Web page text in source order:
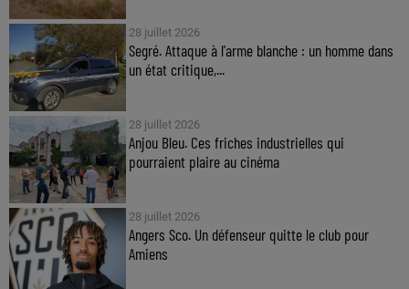
28 juillet 2026
Segré. Attaque à l'arme blanche : un homme dans
un état critique,...
28 juillet 2026
Anjou Bleu. Ces friches industrielles qui
pourraient plaire au cinéma
28 juillet 2026
Angers Sco. Un défenseur quitte le club pour
Amiens